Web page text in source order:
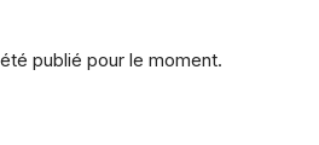
publié pour le moment.